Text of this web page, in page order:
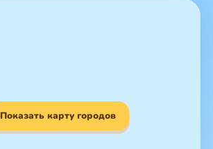
Показать карту городов